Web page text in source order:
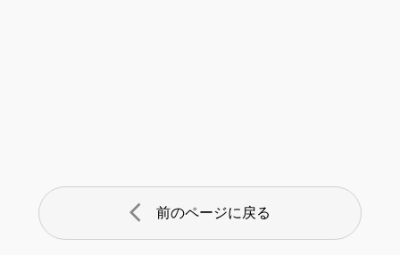
arrow_back_ios 前のページに戻る